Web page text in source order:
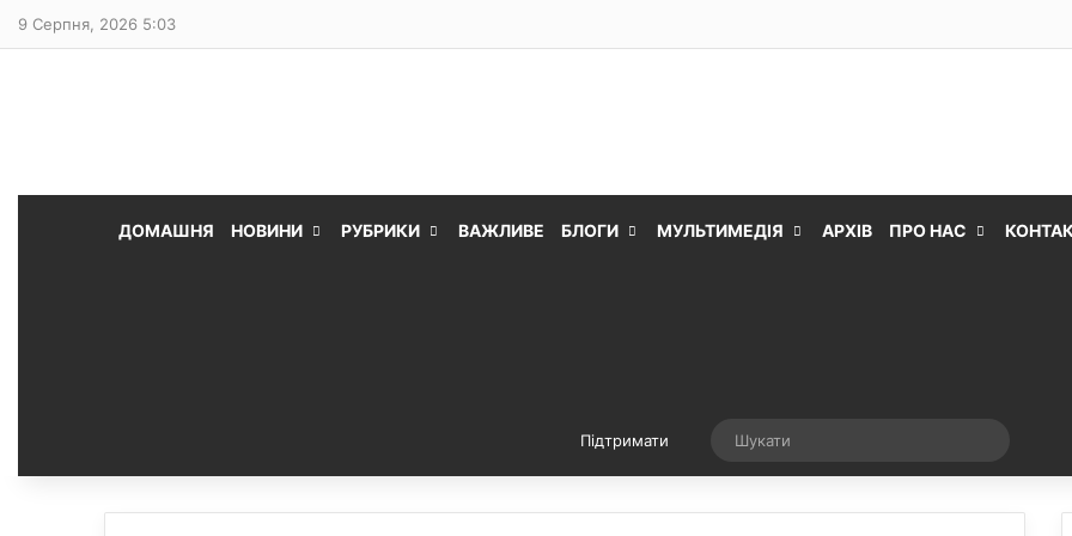
9 Серпня, 2026 5:03
ДОМАШНЯ НОВИНИ РУБРИКИ ВАЖЛИВЕ БЛОГИ МУЛЬТИМЕДІЯ АРХІВ ПРО НАС
Підтримати Випадкова стаття